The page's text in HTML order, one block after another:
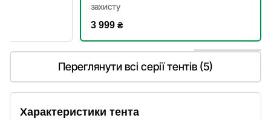
захисту
3 999 ₴
Переглянути всі серії тентів (5)
Характеристики тента